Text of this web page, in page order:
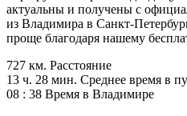
актуальны и получены с
из Владимира в Санкт-
проще благодаря нашему
727 км. Расстояние
13 ч. 28 мин. Среднее время в
08 : 38 Время в Владимире